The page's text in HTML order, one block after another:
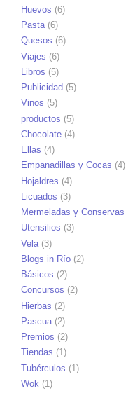
Huevos (6)
Pasta(6)
Quesos (6)
Viajes (6)
Libros (5)
Publicidad (5)
Vinos (5)
productos (5)
Chocolate (4)
Ellas (4)
Empanadillas y Cocas (4)
Hojaldres (4)
Licuados (3)
Mermeladas y Conservas
Utensilios (3)
Vela (3)
Blogs in Río (2)
Básicos (2)
Concursos (2)
Hierbas (2)
Pascua (2)
Premios (2)
Tiendas (1)
Tubérculos (1)
Wok (1)